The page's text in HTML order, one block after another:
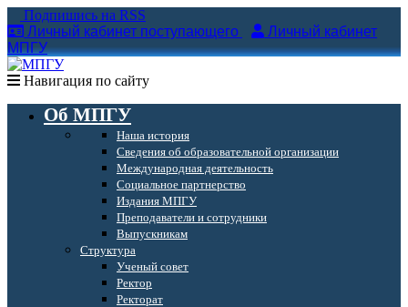
Подпишись на RSS
Личный кабинет поступающего
Личный кабинет
МПГУ
Навигация по сайту
Об МПГУ
Наша история
Сведения об образовательной организации
Международная деятельность
Социальное партнерство
Издания МПГУ
Преподаватели и сотрудники
Выпускникам
Структура
Ученый совет
Ректор
Ректорат